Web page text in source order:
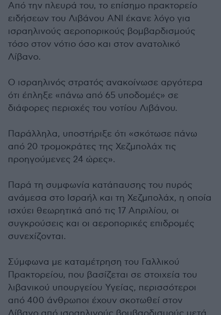
Από την πλευρά του, το επίσημο πρακτορείο
ειδήσεων του Λιβάνου ANI έκανε λόγο για
ισραηλινούς αεροπορικούς βομβαρδισμούς
τόσο στον νότιο όσο και στον ανατολικό
Λίβανο.
Ο ισραηλινός στρατός ανακοίνωσε αργότερα
ότι έπληξε «πάνω από 65 υποδομές» σε
διάφορες περιοχές του νοτίου Λιβάνου.
Παράλληλα, υποστήριξε ότι «σκότωσε πάνω
από 20 τρομοκράτες της Χεζμπολάχ τις
προηγούμενες 24 ώρες».
Παρά τη συμφωνία κατάπαυσης του πυρός
ανάμεσα στο Ισραήλ και τη Χεζμπολάχ, η οποία
ισχύει θεωρητικά από τις 17 Απριλίου, οι
συγκρούσεις και οι αεροπορικές επιδρομές
συνεχίζονται.
Σύμφωνα με καταμέτρηση του Γαλλικού
Πρακτορείου, που βασίζεται σε στοιχεία του
λιβανικού υπουργείου Υγείας, περισσότεροι
από 400 άνθρωποι έχουν σκοτωθεί στον